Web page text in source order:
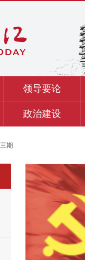
领导要论
政治建设
期